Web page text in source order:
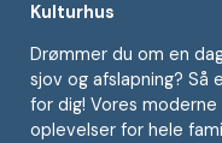
Kulturhus
Drømmer du om en
sjov og afslapning? Så
for dig! Vores
oplevelser for hele